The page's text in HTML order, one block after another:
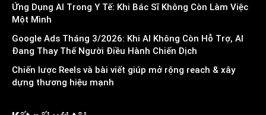
Ứng Dụng AI Trong Y Tế: Khi Bác Sĩ Không Còn Làm Việc
Một Mình
Google Ads Tháng 3/2026: Khi AI Không Còn Hỗ Trợ, AI
Đang Thay Thế Người Điều Hành Chiến Dịch
Chiến lược Reels và bài viết giúp mở rộng reach & xây
dựng thương hiệu mạnh